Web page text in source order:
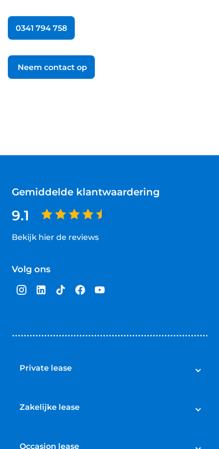
0341 794 758
Neem contact op
Gemiddelde klantwaardering
9.1
Bekijk hier de reviews
van
sterren
Volg ons
Private lease
Aanbod private lease nieuw
Zakelijke lease
Aanbod zakelijke lease nieuw
Occasion lease